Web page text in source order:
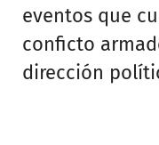
eventos que
conficto
dirección